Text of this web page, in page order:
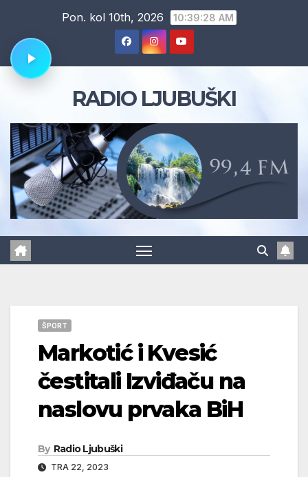
content
Pon. kol 10th, 2026 10:39:28 AM
RADIO LJUBUŠKI
ŠPORT
Markotić i Kvesić
čestitali Izviđaču na
naslovu prvaka BiH
By Radio Ljubuški
TRA 22, 2023